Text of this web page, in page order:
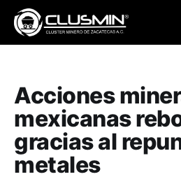
Acciones
mexicanas
gracias al
metales